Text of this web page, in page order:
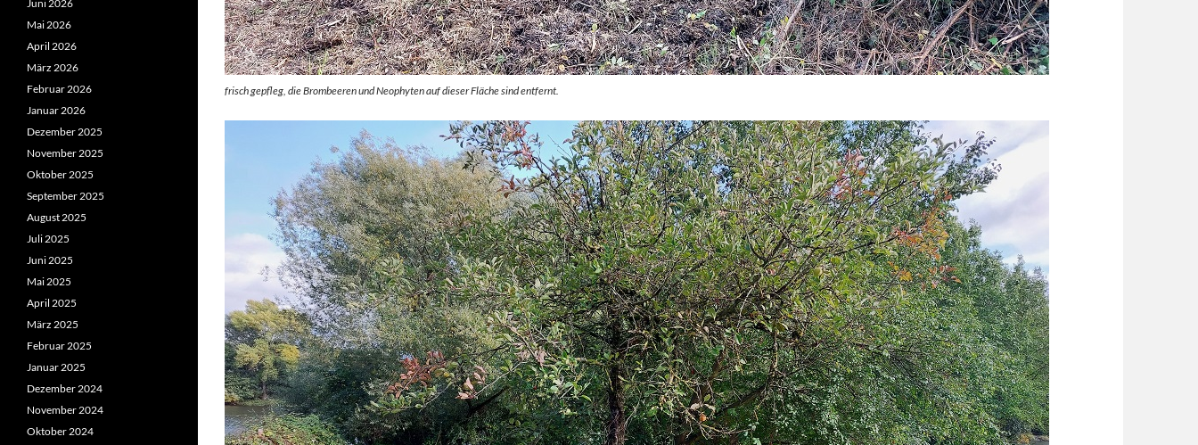
frisch gepfleg, die Brombeeren und Neophyten auf dieser Fläche sind entfernt.
Juni 2026
Mai 2026
April 2026
März 2026
Februar 2026
Januar 2026
Dezember 2025
November 2025
Oktober 2025
September 2025
August 2025
Juli 2025
Juni 2025
Mai 2025
April 2025
März 2025
Februar 2025
Januar 2025
Dezember 2024
November 2024
Oktober 2024